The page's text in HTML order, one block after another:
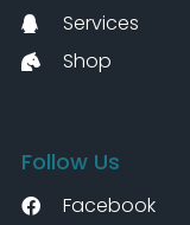
Services
Shop
Follow Us
Facebook